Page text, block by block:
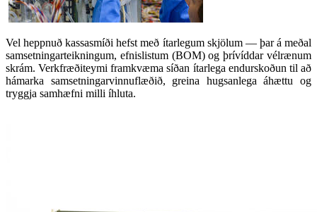
Vel heppnuð kassasmíði hefst með ítarlegum skjölum — þar á meðal
samsetningarteikningum, efnislistum (BOM) og þrívíddar vélrænum
skrám. Verkfræðiteymi framkvæma síðan ítarlega endurskoðun til að
hámarka samsetningarvinnuflæðið, greina hugsanlega áhættu og
tryggja samhæfni milli íhluta.